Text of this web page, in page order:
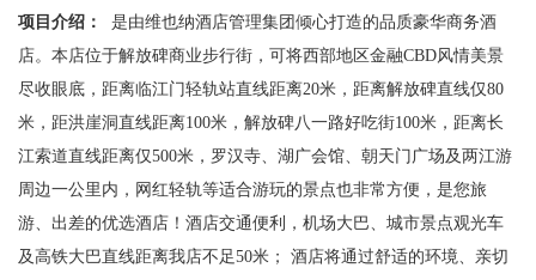
项目介绍：
是由维也纳酒店管理集团倾心打造的品质豪华商务酒
店。本店位于解放碑商业步行街，可将西部地区金融CBD风情美景
尽收眼底，距离临江门轻轨站直线距离20米，距离解放碑直线仅80
米，距洪崖洞直线距离100米，解放碑八一路好吃街100米，距离长
江索道直线距离仅500米，罗汉寺、湖广会馆、朝天门广场及两江游
周边一公里内，网红轻轨等适合游玩的景点也非常方便，是您旅
游、出差的优选酒店！酒店交通便利，机场大巴、城市景点观光车
及高铁大巴直线距离我店不足50米； 酒店将通过舒适的环境、亲切